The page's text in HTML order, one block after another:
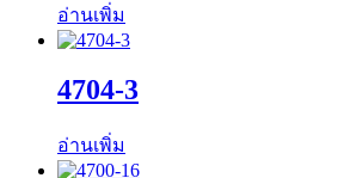
อ่านเพิ่ม
4704-3
อ่านเพิ่ม